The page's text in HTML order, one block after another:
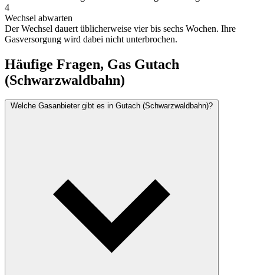
4
Wechsel abwarten
Der Wechsel dauert üblicherweise vier bis sechs Wochen. Ihre
Gasversorgung wird dabei nicht unterbrochen.
Häufige Fragen, Gas Gutach
(Schwarzwaldbahn)
Welche Gasanbieter gibt es in Gutach (Schwarzwaldbahn)?